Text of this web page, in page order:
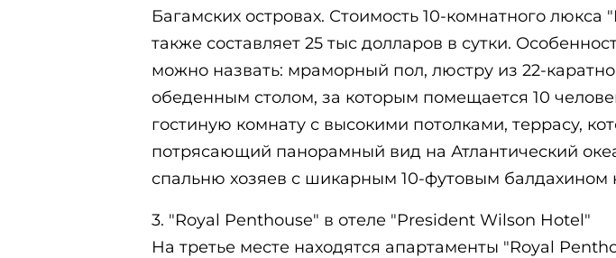
Багамских островах. Стоимость 10-комнатного люкса
также составляет 25 тыс долларов в сутки.
можно назвать: мраморный пол, люстру из 22-
обеденным столом, за которым помещается 10
гостиную комнату с высокими потолками, террасу,
потрясающий панорамный вид на Атлантический
спальню хозяев с шикарным 10-футовым балдахином
3. "Royal Penthouse" в отеле "President Wilson Hotel"
На третье месте находятся апартаменты "Royal